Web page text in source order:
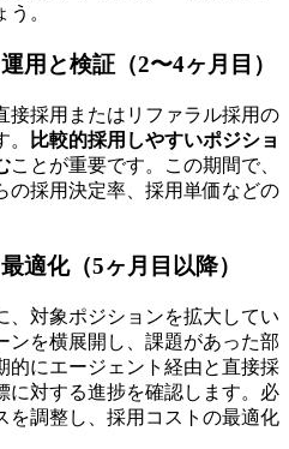
。
用と検証（2〜4ヶ月目）
接採用またはリファラル採用の
比較的採用しやすいポジショ
ことが重要です。この期間で、
の採用決定率、採用単価などの
適化（5ヶ月目以降）
、対象ポジションを拡大してい
ンを横展開し、課題があった部
的にエージェント経由と直接採
に対する進捗を確認します。必
を調整し、採用コストの最適化